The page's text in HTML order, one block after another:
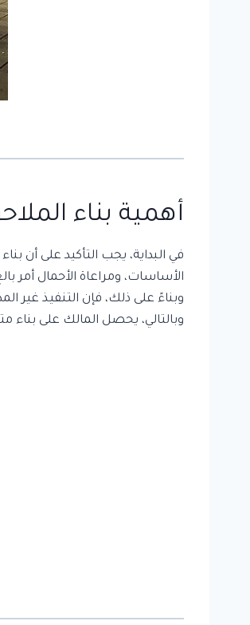
أهمية بناء
في البداية، يجب التأكيد على أن
الأساسات، ومراعاة الأحمال أمر
وبناءً على ذلك، فإن التنفيذ غير
وبالتالي، يحصل المالك على